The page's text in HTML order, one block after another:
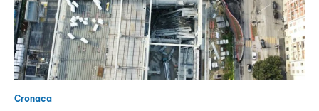
Cronaca